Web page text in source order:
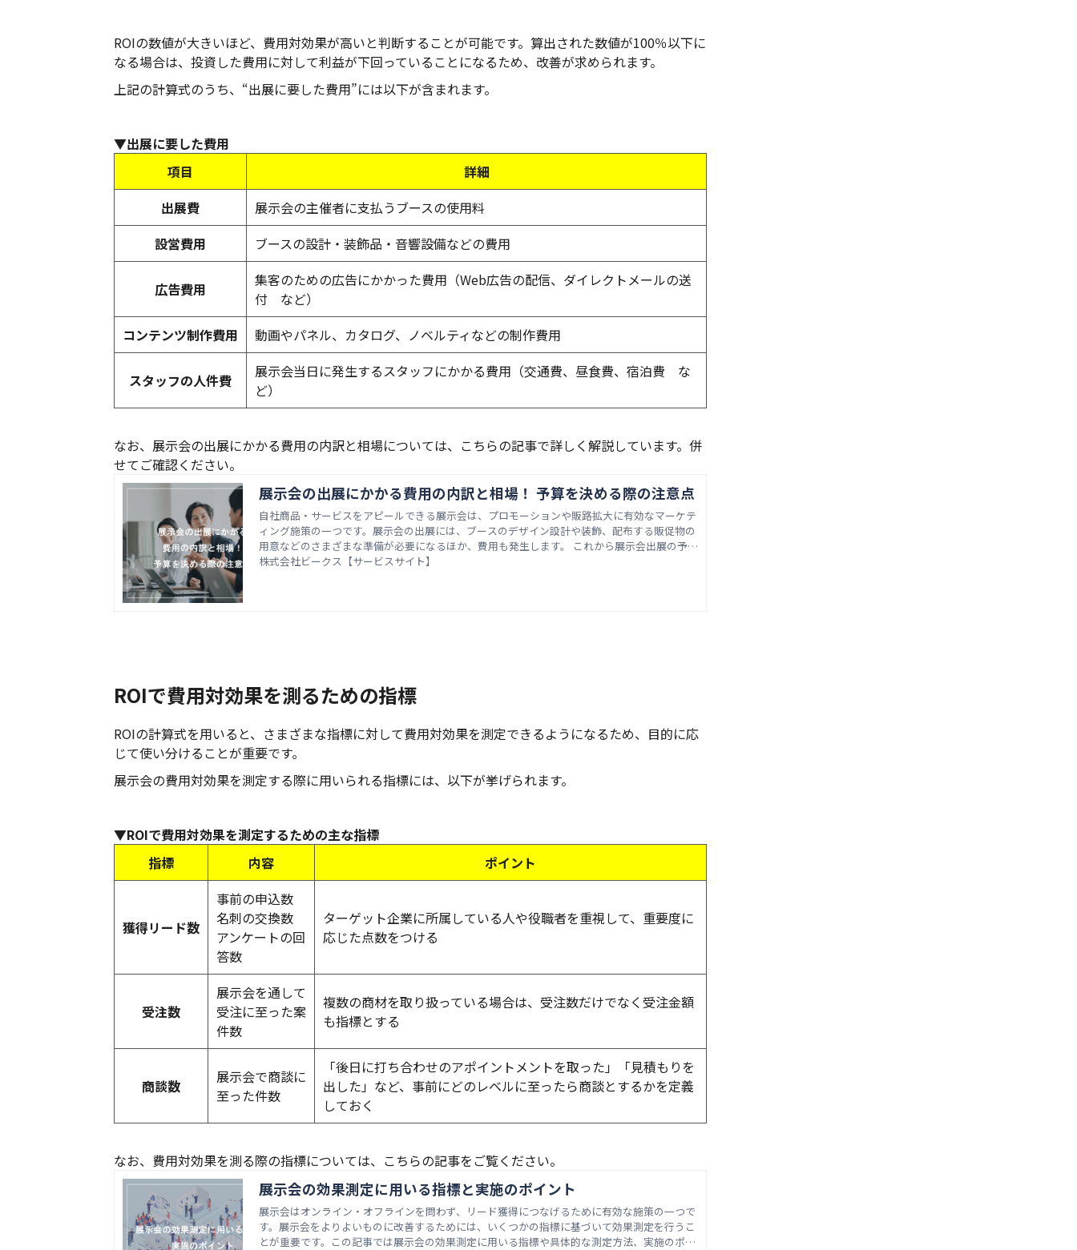
ROIの数値が大きいほど、費用対効果が高いと判断することが可能です。算出された数値が100％以下に
なる場合は、投資した費用に対して利益が下回っていることになるため、改善が求められます。
上記の計算式のうち、“出展に要した費用”には以下が含まれます。
▼出展に要した費用
項目
詳細
出展費
展示会の主催者に支払うブースの使用料
設営費用
ブースの設計・装飾品・音響設備などの費用
広告費用
集客のための広告にかかった費用（Web広告の配信、ダイレクトメールの送
付 など）
コンテンツ制作費用
動画やパネル、カタログ、ノベルティなどの制作費用
スタッフの人件費
展示会当日に発生するスタッフにかかる費用（交通費、昼食費、宿泊費 な
ど）
なお、展示会の出展にかかる費用の内訳と相場については、こちらの記事で詳しく解説しています。併
せてご確認ください。
展示会の出展にかかる費用の内訳と相場！ 予算を決める際の注意点
自社商品・サービスをアピールできる展示会は、プロモーションや販路拡大に有効なマーケテ
ィング施策の一つです。展示会の出展には、ブースのデザイン設計や装飾、配布する販促物の
用意などのさまざまな準備が必要になるほか、費用も発生します。 これから展示会出展の予算
を策定しようとしている企業のなかには「展示会にどのような費用がかかるのか」「相場はど
株式会社ビークス【サービスサイト】
ROIで費用対効果を測るための指標
ROIの計算式を用いると、さまざまな指標に対して費用対効果を測定できるようになるため、目的に応
じて使い分けることが重要です。
展示会の費用対効果を測定する際に用いられる指標には、以下が挙げられます。
▼ROIで費用対効果を測定するための主な指標
指標
内容 ポイント
獲得リード数
事前の申込数
名刺の交換数
アンケートの回
答数
ターゲット企業に所属している人や役職者を重視して、重要度に
応じた点数をつける
受注数
展示会を通して
受注に至った案
件数
複数の商材を取り扱っている場合は、受注数だけでなく受注金額
も指標とする
商談数
展示会で商談に
至った件数
「後日に打ち合わせのアポイントメントを取った」「見積もりを
出した」など、事前にどのレベルに至ったら商談とするかを定義
しておく
なお、費用対効果を測る際の指標については、こちらの記事をご覧ください。
展示会の効果測定に用いる指標と実施のポイント
展示会はオンライン・オフラインを問わず、リード獲得につなげるために有効な施策の一つで
す。展示会をよりよいものに改善するためには、いくつかの指標に基づいて効果測定を行うこ
とが重要です。この記事では展示会の効果測定に用いる指標や具体的な測定方法、実施のポイ